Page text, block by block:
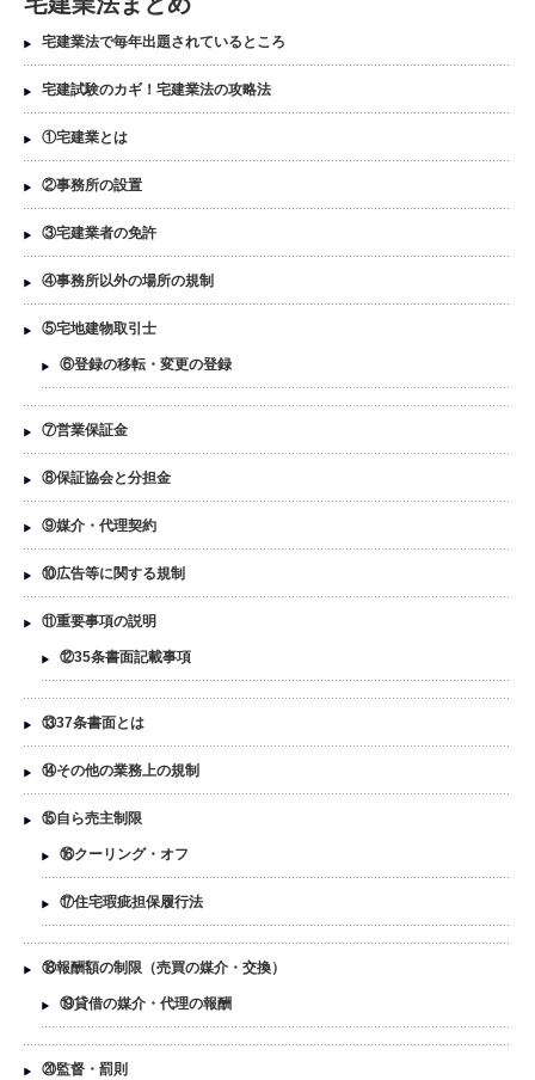
宅建業法で毎年出題されているところ
宅建試験のカギ！宅建業法の攻略法
①宅建業とは
②事務所の設置
③宅建業者の免許
④事務所以外の場所の規制
⑤宅地建物取引士
⑥登録の移転・変更の登録
⑦営業保証金
⑧保証協会と分担金
⑨媒介・代理契約
⑩広告等に関する規制
⑪重要事項の説明
⑫35条書面記載事項
⑬37条書面とは
⑭その他の業務上の規制
⑮自ら売主制限
⑯クーリング・オフ
⑰住宅瑕疵担保履行法
⑱報酬額の制限（売買の媒介・交換）
⑲貸借の媒介・代理の報酬
⑳監督・罰則